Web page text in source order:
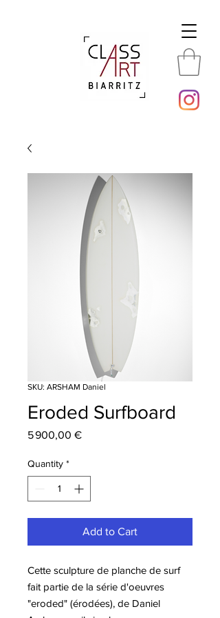
SKU: ARSHAM Daniel
Eroded Surfboard
5 900,00 €Price
Quantity *
Add to Cart
Cette sculpture de planche de surf
fait partie de la série d'oeuvres
"eroded" (érodées), de Daniel